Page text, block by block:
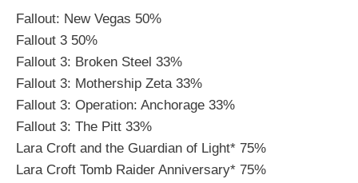
Fallout: New Vegas 50%
Fallout 3 50%
Fallout 3: Broken Steel 33%
Fallout 3: Mothership Zeta 33%
Fallout 3: Operation: Anchorage 33%
Fallout 3: The Pitt 33%
Lara Croft and the Guardian of Light* 75%
Lara Croft Tomb Raider Anniversary* 75%